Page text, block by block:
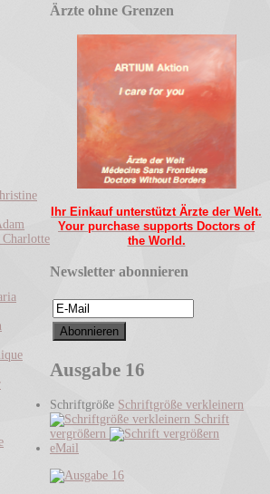
Ärzte ohne Grenzen
Ihr Einkauf unterstützt Ärzte der Welt.
Your purchase supports Doctors of
the World.
Newsletter abonnieren
Ausgabe 16
Schriftgröße Schriftgröße verkleinern
Schrift
vergrößern
eMail